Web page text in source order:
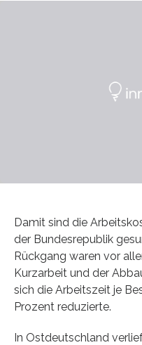
Damit sind die
der Bundesrepublik
Rückgang waren vor
Kurzarbeit und der
sich die Arbeitszeit je
Prozent reduzierte.
In Ostdeutschland